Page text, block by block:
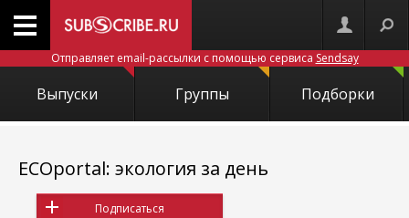
Отправляет email-рассылки с помощью сервиса Sendsay
Выпуски Группы Подборки
ECOportal: экология за день
Подписаться